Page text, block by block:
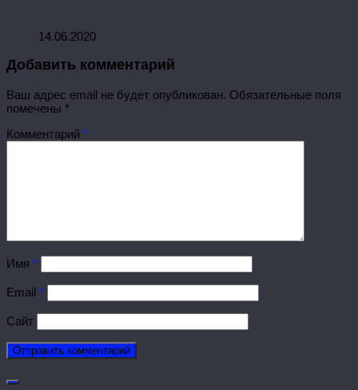
14.06.2020
Добавить комментарий
Ваш адрес email не будет опубликован. Обязательные поля
помечены *
Комментарий *
Имя *
Email *
Сайт